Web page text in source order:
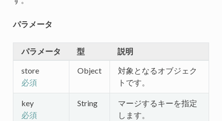
パラメータ
パラメータ 型 説明
store
必須
Object
対象となるオブジェク
トです。
key
必須
String
マージするキーを指定
します。